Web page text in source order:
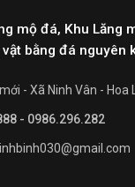
mộ đá, Khu Lăng
bằng đá nguyên
- Xã Ninh Vân - Hoa
- 0986.296.282